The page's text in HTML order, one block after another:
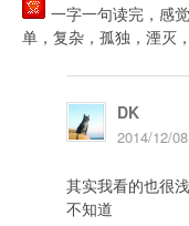
一字一句读完，感
单，复杂，孤独，湮灭
DK
2014/12/08
其实我看的也很
不知道